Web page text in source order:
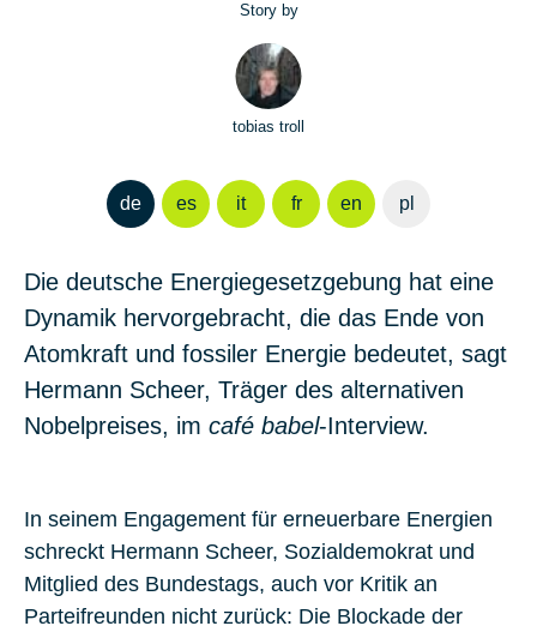
Story by
tobias troll
de es it fr en pl
Die deutsche Energiegesetzgebung hat eine
Dynamik hervorgebracht, die das Ende von
Atomkraft und fossiler Energie bedeutet, sagt
Hermann Scheer, Träger des alternativen
Nobelpreises, im café babel-Interview.
In seinem Engagement für erneuerbare Energien
schreckt Hermann Scheer, Sozialdemokrat und
Mitglied des Bundestags, auch vor Kritik an
Parteifreunden nicht zurück: Die Blockade der